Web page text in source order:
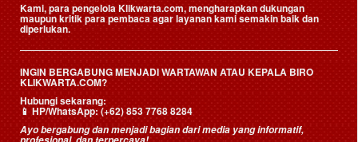
Kami, para pengelola Klikwarta.com, mengharapkan dukungan
maupun kritik para pembaca agar layanan kami semakin baik dan
diperlukan.
INGIN BERGABUNG MENJADI WARTAWAN ATAU KEPALA BIRO
KLIKWARTA.COM?
Hubungi sekarang:
📱HP/WhatsApp:(+62) 853 7768 8284
Ayo bergabung dan menjadi bagian dari media yang informatif,